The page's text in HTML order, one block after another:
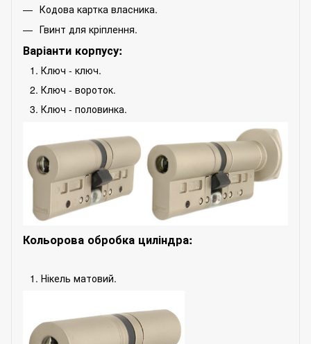
Кодова картка власника.
Гвинт для кріплення.
Варіанти корпусу:
Ключ - ключ.
Ключ - вороток.
Ключ - половинка.
Кольорова обробка циліндра:
Нікель матовий.